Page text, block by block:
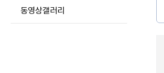
동영상갤러리